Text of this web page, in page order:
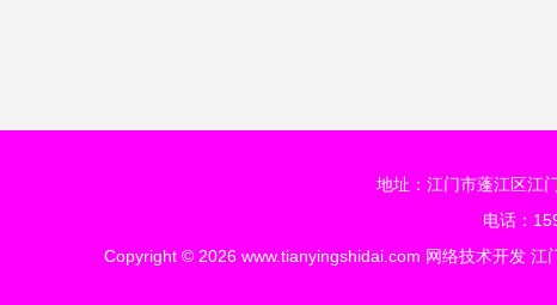
地址：江门市蓬江区江
电话：
Copyright © 2026 www.tianyingshidai.com 网络技术开发 江